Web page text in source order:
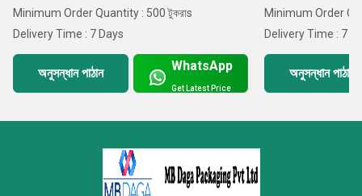
Minimum Order Quantity : 500 টুকরাs
Delivery Time : 7 Days
অনুসন্ধান পাঠান WhatsApp
Get Latest Price
Minimum Order
Delivery Time : 7
অনুসন্ধান পাঠান